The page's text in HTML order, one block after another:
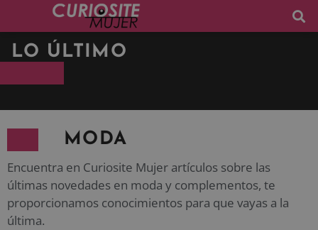
LO ÚLTIMO
MODA
Encuentra en Curiosite Mujer artículos sobre las
últimas novedades en moda y complementos, te
proporcionamos conocimientos para que vayas a la
última.